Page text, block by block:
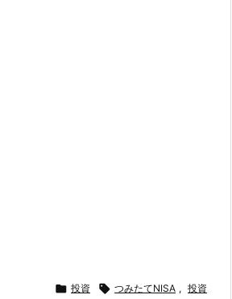
 投資  つみたてNISA , 投資